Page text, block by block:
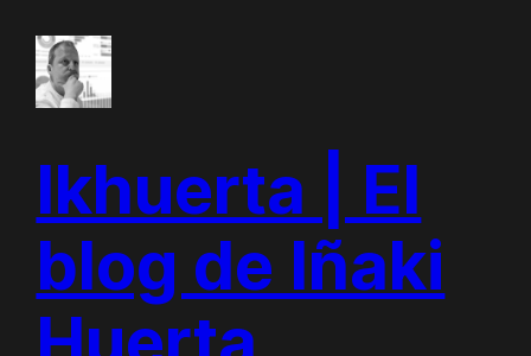
contenido
Ikhuerta | El
blog de Iñaki